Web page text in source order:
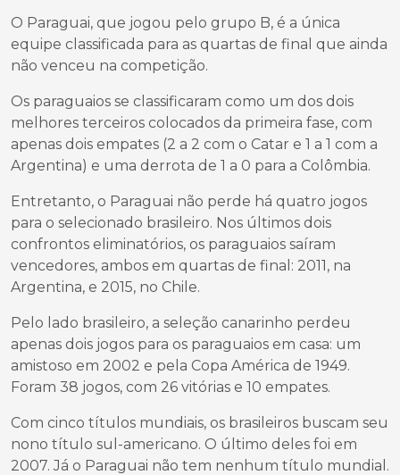
O Paraguai, que jogou pelo grupo B, é a única
equipe classificada para as quartas de final que ainda
não venceu na competição.
Os paraguaios se classificaram como um dos dois
melhores terceiros colocados da primeira fase, com
apenas dois empates (2 a 2 com o Catar e 1 a 1 com a
Argentina) e uma derrota de 1 a 0 para a Colômbia.
Entretanto, o Paraguai não perde há quatro jogos
para o selecionado brasileiro. Nos últimos dois
confrontos eliminatórios, os paraguaios saíram
vencedores, ambos em quartas de final: 2011, na
Argentina, e 2015, no Chile.
Pelo lado brasileiro, a seleção canarinho perdeu
apenas dois jogos para os paraguaios em casa: um
amistoso em 2002 e pela Copa América de 1949.
Foram 38 jogos, com 26 vitórias e 10 empates.
Com cinco títulos mundiais, os brasileiros buscam seu
nono título sul-americano. O último deles foi em
2007. Já o Paraguai não tem nenhum título mundial.